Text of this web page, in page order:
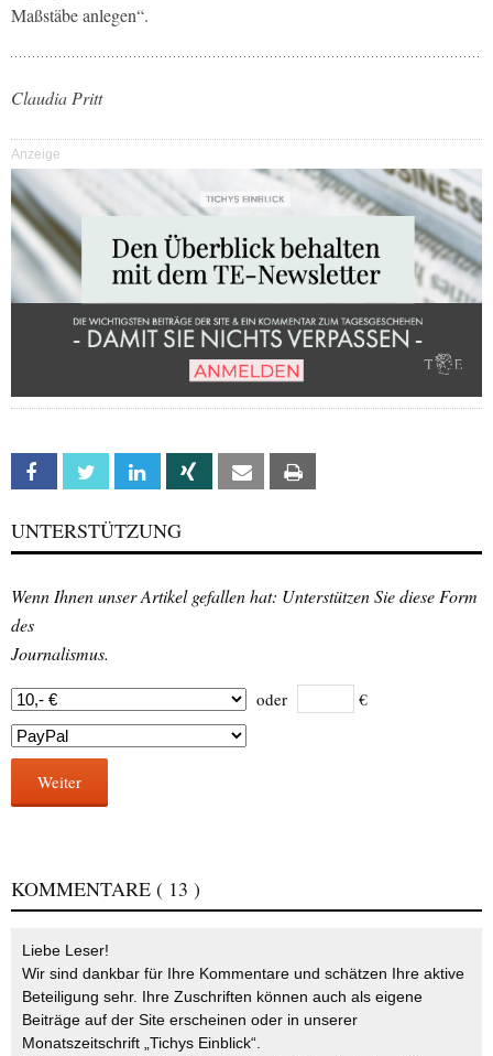
Maßstäbe anlegen“.
Claudia Pritt
Anzeige
Facebook Twitter Linkedin Xing Email
UNTERSTÜTZUNG
Wenn Ihnen unser Artikel gefallen hat: Unterstützen Sie diese Form
des
Journalismus.
oder €
Weiter
KOMMENTARE ( 13 )
Liebe Leser!
Wir sind dankbar für Ihre Kommentare und schätzen Ihre aktive
Beteiligung sehr. Ihre Zuschriften können auch als eigene
Beiträge auf der Site erscheinen oder in unserer
Monatszeitschrift „Tichys Einblick“.